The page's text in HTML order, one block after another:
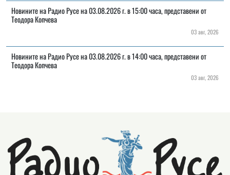
Новините на Радио Русе на 03.08.2026 г. в 15:00 часа, представени от
Теодора Копчева
03 авг, 2026
Новините на Радио Русе на 03.08.2026 г. в 14:00 часа, представени от
Теодора Копчева
03 авг, 2026